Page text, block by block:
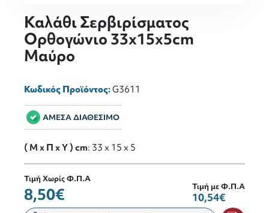
Καλάθι Σερβιρίσματος
Ορθογώνιο 33x15x5cm
Μαύρο
Κωδικός Προϊόντος:G3611
ΑΜΕΣΑ ΔΙΑΘΕΣΙΜΟ
( M x Π x Y ) cm: 33 x 15 x 5
Τιμή Χωρίς Φ.Π.Α
8,50€ Τιμή με Φ.Π.Α
10,54€